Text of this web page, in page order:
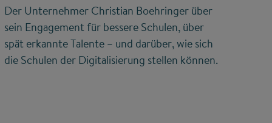
Der Unternehmer Christian Boehringer über
sein Engagement für bessere Schulen, über
spät erkannte Talente – und darüber, wie sich
die Schulen der Digitalisierung stellen können.